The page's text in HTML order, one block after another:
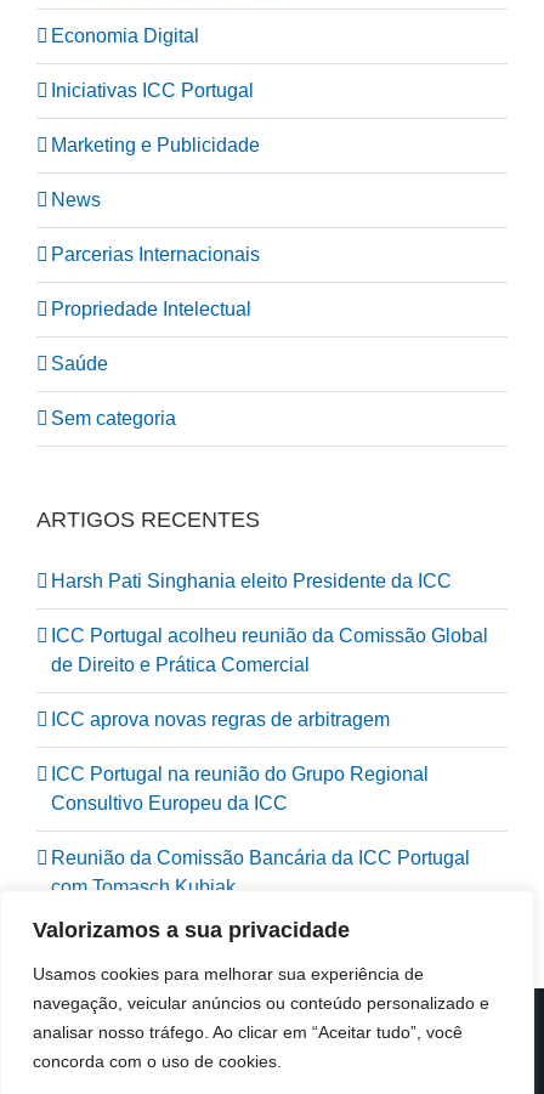
Valorizamos a sua privacidade
Usamos cookies para melhorar sua experiência de
navegação, veicular anúncios ou conteúdo personalizado e
analisar nosso tráfego. Ao clicar em “Aceitar tudo”, você
concorda com o uso de cookies.
Economia Digital
Iniciativas ICC Portugal
Marketing e Publicidade
News
Parcerias Internacionais
Propriedade Intelectual
Saúde
Sem categoria
ARTIGOS RECENTES
Harsh Pati Singhania eleito Presidente da ICC
ICC Portugal acolheu reunião da Comissão Global
de Direito e Prática Comercial
ICC aprova novas regras de arbitragem
ICC Portugal na reunião do Grupo Regional
Consultivo Europeu da ICC
Reunião da Comissão Bancária da ICC Portugal
com Tomasch Kubiak
© Copyright 2019 -2026 | ICC Portugal | Todos os direitos
reservados